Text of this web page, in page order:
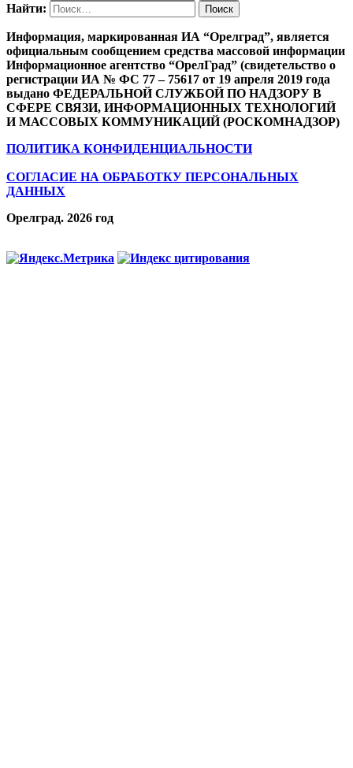
Найти:
Информация, маркированная ИА “Орелград”, является
официальным сообщением средства массовой информации
Информационное агентство “ОрелГрад” (свидетельство о
регистрации ИА № ФС 77 – 75617 от 19 апреля 2019 года
выдано ФЕДЕРАЛЬНОЙ СЛУЖБОЙ ПО НАДЗОРУ В
СФЕРЕ СВЯЗИ, ИНФОРМАЦИОННЫХ ТЕХНОЛОГИЙ
И МАССОВЫХ КОММУНИКАЦИЙ (РОСКОМНАДЗОР)
ПОЛИТИКА КОНФИДЕНЦИАЛЬНОСТИ
СОГЛАСИЕ НА ОБРАБОТКУ ПЕРСОНАЛЬНЫХ
ДАННЫХ
Орелград. 2026 год